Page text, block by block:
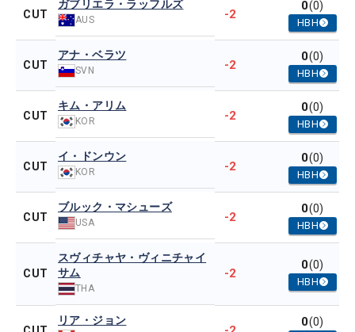
CUT
ガブリエラ・ラッフルズ
AUS -2
0(0)
HBH
CUT
アナ・ベラツ
SVN -2
0(0)
HBH
CUT
キム・アリム
KOR -2
0(0)
HBH
CUT
イ・ドンウン
KOR -2
0(0)
HBH
CUT
ブルック・マシューズ
USA -2
0(0)
HBH
CUT
スヴィチャヤ・ヴィニチャイ
サム
THA
-2
0(0)
HBH
リア・ジョン 0(0)